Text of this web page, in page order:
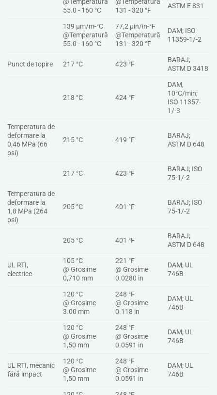
55.0 - 160 °C
131 - 320 °F
ASTM E 831
139 µm/m-°C
@Temperatură
55.0 - 160 °C
77,2 µin/in-°F
@Temperatură
131 - 320 °F
DAM; ISO
11359-1/-2
Punct de topire 217 °C 423 °F
BARAJ;
ASTM D 3418
218 °C 424 °F
DAM,
10°C/min;
ISO 11357-
1/-3
Temperatura de
deformare la
0,46 MPa (66
psi)
215 °C 419 °F
BARAJ;
ASTM D 648
217 °C 423 °F
BARAJ; ISO
75-1/-2
Temperatura de
deformare la
1,8 MPa (264
psi)
205 °C 401 °F
BARAJ; ISO
75-1/-2
205 °C 401 °F
BARAJ;
ASTM D 648
UL RTI,
electrice
105 °C
@ Grosime
0,710 mm
221 °F
@ Grosime
0.0280 in
DAM; UL
746B
120 °C
@ Grosime
3.00 mm
248 °F
@ Grosime
0.118 in
DAM; UL
746B
120 °C
@ Grosime
1,50 mm
248 °F
@ Grosime
0.0591 in
DAM; UL
746B
UL RTI, mecanic
fără impact
120 °C
@ Grosime
1,50 mm
248 °F
@ Grosime
0.0591 in
DAM; UL
746B